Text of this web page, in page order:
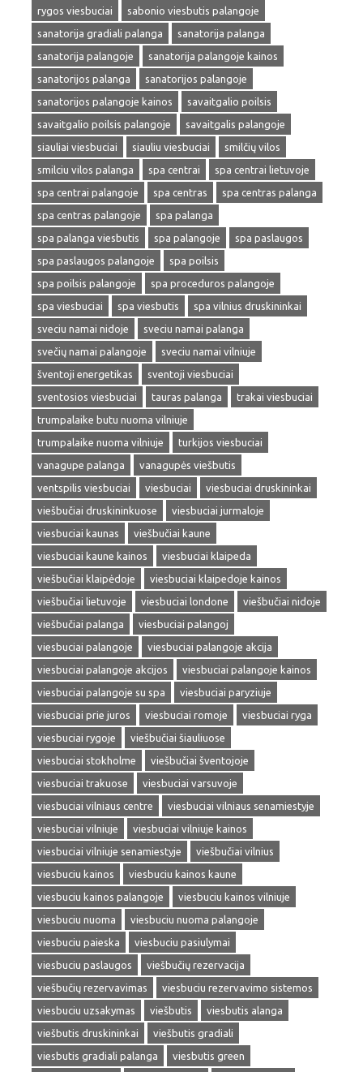
rygos viesbuciai
sabonio viesbutis palangoje
sanatorija gradiali palanga
sanatorija palanga
sanatorija palangoje
sanatorija palangoje kainos
sanatorijos palanga
sanatorijos palangoje
sanatorijos palangoje kainos
savaitgalio poilsis
savaitgalio poilsis palangoje
savaitgalis palangoje
siauliai viesbuciai
siauliu viesbuciai
smilčių vilos
smilciu vilos palanga
spa centrai
spa centrai lietuvoje
spa centrai palangoje
spa centras
spa centras palanga
spa centras palangoje
spa palanga
spa palanga viesbutis
spa palangoje
spa paslaugos
spa paslaugos palangoje
spa poilsis
spa poilsis palangoje
spa proceduros palangoje
spa viesbuciai
spa viesbutis
spa vilnius druskininkai
sveciu namai nidoje
sveciu namai palanga
svečių namai palangoje
sveciu namai vilniuje
šventoji energetikas
sventoji viesbuciai
sventosios viesbuciai
tauras palanga
trakai viesbuciai
trumpalaike butu nuoma vilniuje
trumpalaike nuoma vilniuje
turkijos viesbuciai
vanagupe palanga
vanagupės viešbutis
ventspilis viesbuciai
viesbuciai
viesbuciai druskininkai
viešbučiai druskininkuose
viesbuciai jurmaloje
viesbuciai kaunas
viešbučiai kaune
viesbuciai kaune kainos
viesbuciai klaipeda
viešbučiai klaipėdoje
viesbuciai klaipedoje kainos
viešbučiai lietuvoje
viesbuciai londone
viešbučiai nidoje
viešbučiai palanga
viesbuciai palangoj
viesbuciai palangoje
viesbuciai palangoje akcija
viesbuciai palangoje akcijos
viesbuciai palangoje kainos
viesbuciai palangoje su spa
viesbuciai paryziuje
viesbuciai prie juros
viesbuciai romoje
viesbuciai ryga
viesbuciai rygoje
viešbučiai šiauliuose
viesbuciai stokholme
viešbučiai šventojoje
viesbuciai trakuose
viesbuciai varsuvoje
viesbuciai vilniaus centre
viesbuciai vilniaus senamiestyje
viesbuciai vilniuje
viesbuciai vilniuje kainos
viesbuciai vilniuje senamiestyje
viešbučiai vilnius
viesbuciu kainos
viesbuciu kainos kaune
viesbuciu kainos palangoje
viesbuciu kainos vilniuje
viesbuciu nuoma
viesbuciu nuoma palangoje
viesbuciu paieska
viesbuciu pasiulymai
viesbuciu paslaugos
viešbučių rezervacija
viešbučių rezervavimas
viesbuciu rezervavimo sistemos
viesbuciu uzsakymas
viešbutis
viesbutis alanga
viešbutis druskininkai
viešbutis gradiali
viesbutis gradiali palanga
viesbutis green